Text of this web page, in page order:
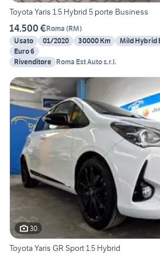
Toyota Yaris 1.5 Hybrid 5 porte Business
14.500 €Roma (RM)
Usato
01/2020 30000 Km Mild Hybrid
Euro 6
Rivenditore Roma Est Auto s.r.l.
30
Toyota Yaris GR Sport 1.5 Hybrid